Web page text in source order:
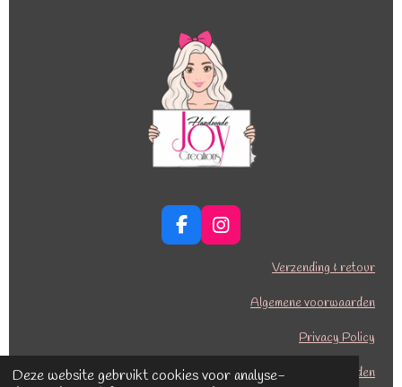
Deze website gebruikt cookies voor analyse-
F
a
k
I
n
a
m
Verzending & retour
Algemene voorwaarden
Privacy Policy
Betalingsmogelijkheden